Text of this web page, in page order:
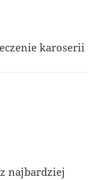
karoserii
najbardziej